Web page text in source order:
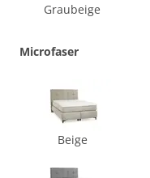
Graubeige
Microfaser
Beige